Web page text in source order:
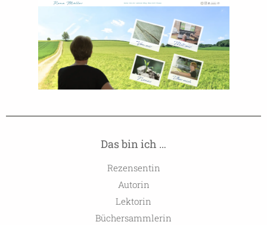
Das bin ich …
Rezensentin
Autorin
Lektorin
Büchersammlerin